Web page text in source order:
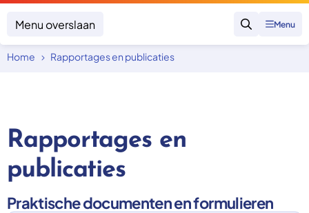
Menu overslaan
Zoeken
Menu
Zorgverzekering afsluiten
Zorgverzekering betalen
Vergoeding van zorg
Zorg in het buitenland
Geen zorgverzekering
Focus en impact
Uitspraken
Trainingen
Over SKGZ
Home Rapportages en publicaties
Rapportages en
publicaties
Praktische documenten en formulieren